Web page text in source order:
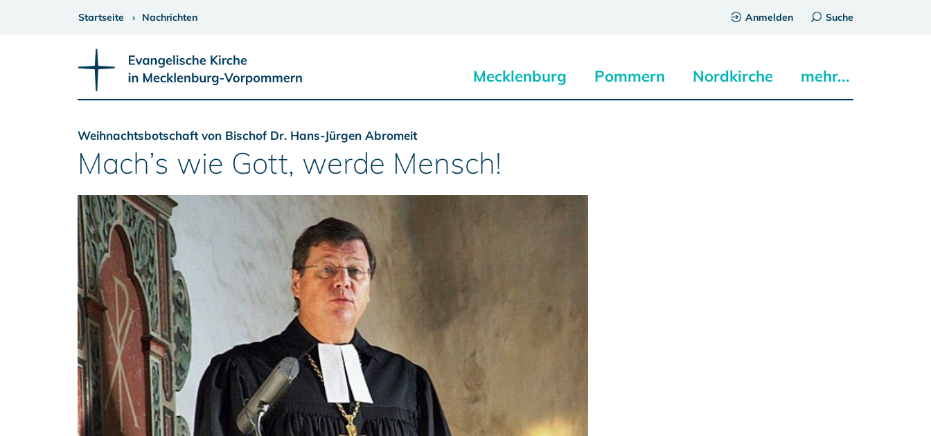
Startseite Nachrichten Anmelden Suche
Mecklenburg Pommern Nordkirche mehr...
Weihnachtsbotschaft von Bischof Dr. Hans-Jürgen Abromeit
Mach’s wie Gott, werde Mensch!